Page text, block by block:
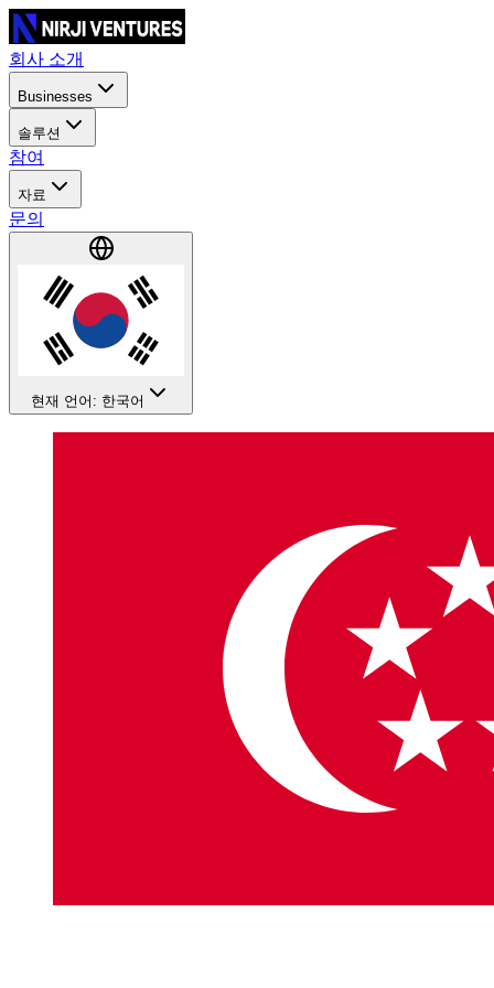
회사 소개
Businesses
솔루션
참여
자료
문의
현재 언어: 한국어